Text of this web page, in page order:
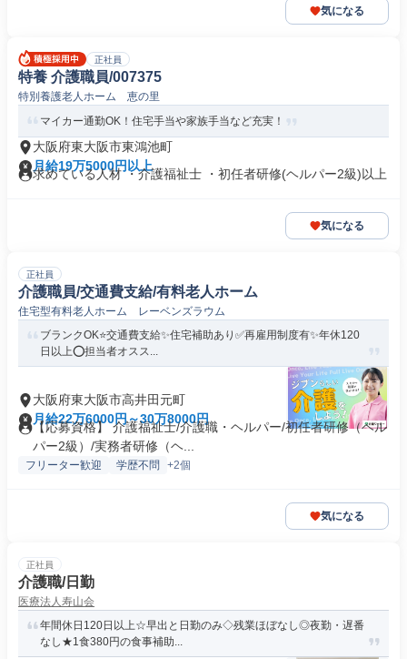
気になる
正社員
特養 介護職員/007375
特別養護老人ホーム 恵の里
マイカー通勤OK！住宅手当や家族手当など充実！
大阪府東大阪市東鴻池町
月給19万5000円以上
求めている人材 ・介護福祉士 ・初任者研修(ヘルパー2級)以上
気になる
正社員
介護職員/交通費支給/有料老人ホーム
住宅型有料老人ホーム レーベンズラウム
ブランクOK⭐️交通費支給✨住宅補助あり✅️再雇用制度有✨年休120
日以上⭕️担当者オスス...
大阪府東大阪市高井田元町
月給22万6000円～30万8000円
【応募資格】 介護福祉士/介護職・ヘルパー/初任者研修（ヘル
パー2級）/実務者研修（ヘ...
フリーター歓迎 学歴不問 +2個
気になる
正社員
介護職/日勤
医療法人寿山会
年間休日120日以上☆早出と日勤のみ◇残業ほぼなし◎夜勤・遅番
なし★1食380円の食事補助...